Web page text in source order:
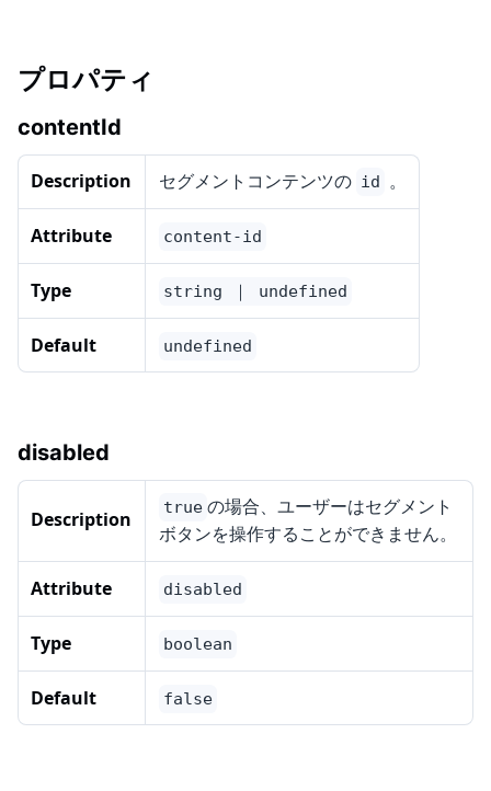
プロパティ
contentId
Description セグメントコンテンツの id 。
Attribute content-id
Type string ｜ undefined
Default undefined
disabled
Description true の場合、ユーザーはセグメント
ボタンを操作することができません。
Attribute disabled
Type boolean
Default false